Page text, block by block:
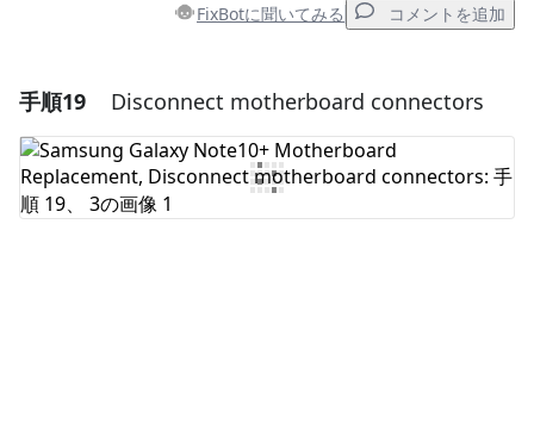
FixBotに聞いてみる コメントを追加
コメントを追加
コメントを追加
手順19 Disconnect motherboard connectors